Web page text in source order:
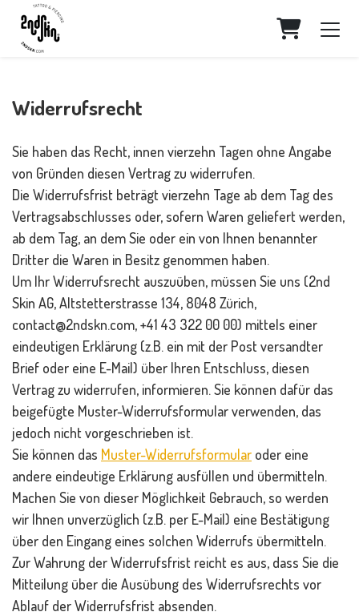
Widerrufsrecht
Sie haben das Recht, innen vierzehn Tagen ohne Angabe
von Gründen diesen Vertrag zu widerrufen.
Die Widerrufsfrist beträgt vierzehn Tage ab dem Tag des
Vertragsabschlusses oder, sofern Waren geliefert werden,
ab dem Tag, an dem Sie oder ein von Ihnen benannter
Dritter die Waren in Besitz genommen haben.
Um Ihr Widerrufsrecht auszuüben, müssen Sie uns (2nd
Skin AG, Altstetterstrasse 134, 8048 Zürich,
contact@2ndskn.com, +41 43 322 00 00) mittels einer
eindeutigen Erklärung (z.B. ein mit der Post versandter
Brief oder eine E-Mail) über Ihren Entschluss, diesen
Vertrag zu widerrufen, informieren. Sie können dafür das
beigefügte Muster-Widerrufsformular verwenden, das
jedoch nicht vorgeschrieben ist.
Sie können das Muster-Widerrufsformular oder eine
andere eindeutige Erklärung ausfüllen und übermitteln.
Machen Sie von dieser Möglichkeit Gebrauch, so werden
wir Ihnen unverzüglich (z.B. per E-Mail) eine Bestätigung
über den Eingang eines solchen Widerrufs übermitteln.
Zur Wahrung der Widerrufsfrist reicht es aus, dass Sie die
Mitteilung über die Ausübung des Widerrufsrechts vor
Ablauf der Widerrufsfrist absenden.